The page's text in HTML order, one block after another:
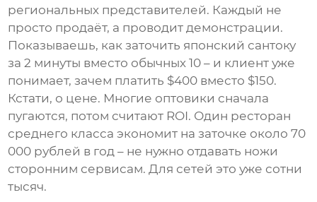
региональных представителей. Каждый не
просто продаёт, а проводит демонстрации.
Показываешь, как заточить японский сантоку
за 2 минуты вместо обычных 10 – и клиент уже
понимает, зачем платить $400 вместо $150.
Кстати, о цене. Многие оптовики сначала
пугаются, потом считают ROI. Один ресторан
среднего класса экономит на заточке около 70
000 рублей в год – не нужно отдавать ножи
сторонним сервисам. Для сетей это уже сотни
тысяч.